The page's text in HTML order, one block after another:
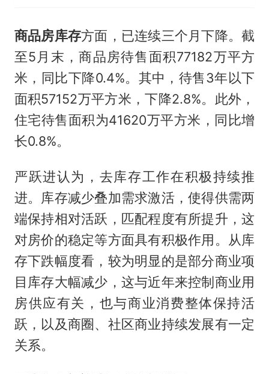
商品房库存方面，已连续三个月下降。截
至5月末，商品房待售面积77182万平方
米，同比下降0.4%。其中，待售3年以下
面积57152万平方米，下降2.8%。此外，
住宅待售面积为41620万平方米，同比增
长0.8%。
严跃进认为，去库存工作在积极持续推
进。库存减少叠加需求激活，使得供需两
端保持相对活跃，匹配程度有所提升，这
对房价的稳定等方面具有积极作用。从库
存下跌幅度看，较为明显的是部分商业项
目库存大幅减少，这与近年来控制商业用
房供应有关，也与商业消费整体保持活
跃，以及商圈、社区商业持续发展有一定
关系。